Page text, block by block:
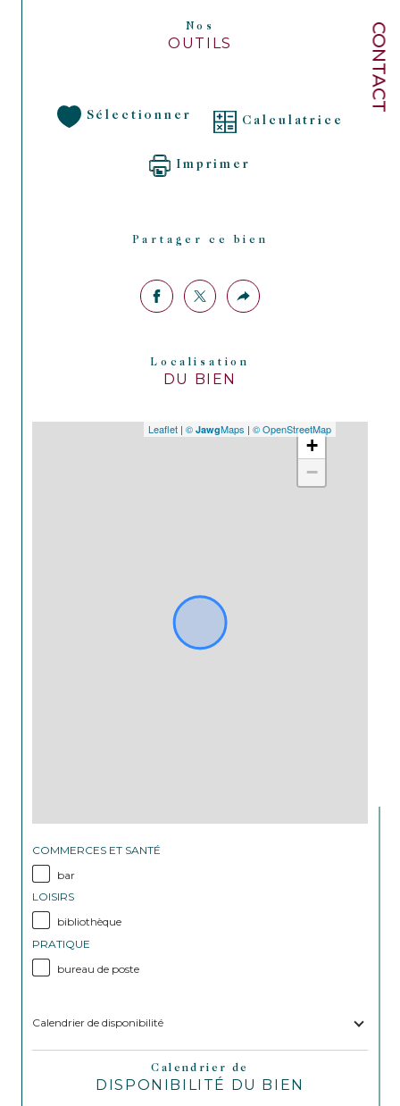
CONTACT
Nos
OUTILS
Sélectionner Calculatrice
Imprimer
Partager ce bien
Localisation
DU BIEN
+
−
Leaflet | © JawgMaps | © OpenStreetMap
COMMERCES ET SANTÉ
bar
LOISIRS
bibliothèque
PRATIQUE
bureau de poste
Calendrier de disponibilité
Calendrier de
DISPONIBILITÉ DU BIEN